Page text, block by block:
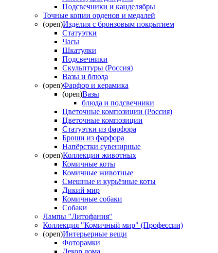
Подсвечники и канделябры
Точные копии орденов и медалей
(open)Изделия с бронзовым покрытием
Статуэтки
Часы
Шкатулки
Подсвечники
Скульптуры (Россия)
Вазы и блюда
(open)Фарфор и керамика
(open)Вазы
блюда и подсвечники
Цветочные композиции (Россия)
Цветочные композиции
Статуэтки из фарфора
Броши из фарфора
Напёрстки сувенирные
(open)Коллекции животных
Комичные коты
Комичные животные
Смешные и курьёзные коты
Дикий мир
Комичные собаки
Собаки
Лампы "Литофания"
Коллекция "Комичный мир" (Профессии)
(open)Интерьерные вещи
Фоторамки